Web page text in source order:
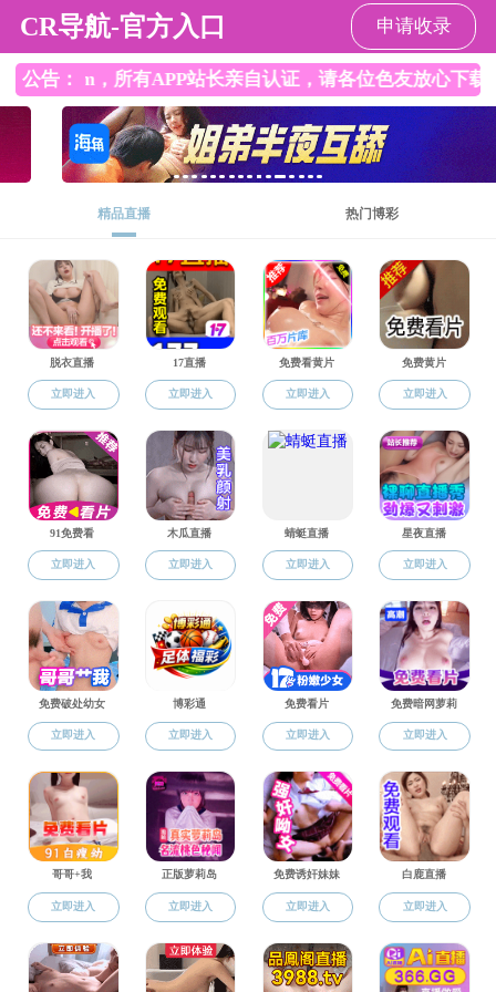
国产探花
师资队伍
师资概况
教师名录
博导信息
杰出人才
教师名录
社会心理学研究所
中国语言文学系
社会学系
艺术系
中国书法系
哲学系